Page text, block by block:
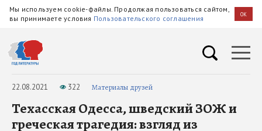
Мы используем cookie-файлы. Продолжая пользоваться сайтом,
вы принимаете условия Пользовательского соглашения OK
22.08.2021 322 Материалы друзей
Техасская Одесса, шведский ЗОЖ и
греческая трагедия: взгляд из